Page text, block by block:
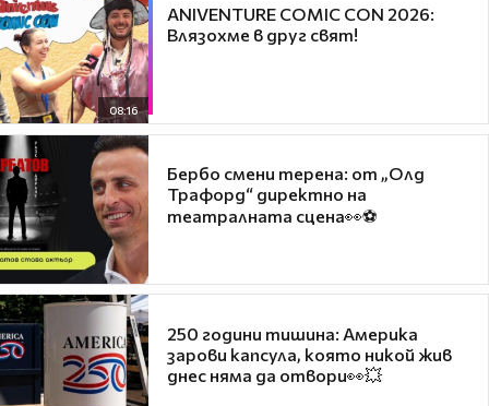
08:16
ANIVENTURE COMIC CON 2026:
Влязохме в друг свят!
Бербо смени терена: от „Олд
Трафорд“ директно на
театралната сцена👀⚽
250 години тишина: Америка
зарови капсула, която никой жив
днес няма да отвори👀💥